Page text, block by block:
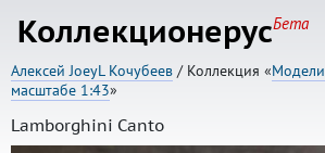
КоллекционерусБета
Алексей JoeyL Кочубеев / Коллекция «
масштабе 1:43»
Lamborghini Canto